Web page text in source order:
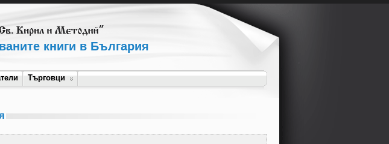
книги в България
Търговци